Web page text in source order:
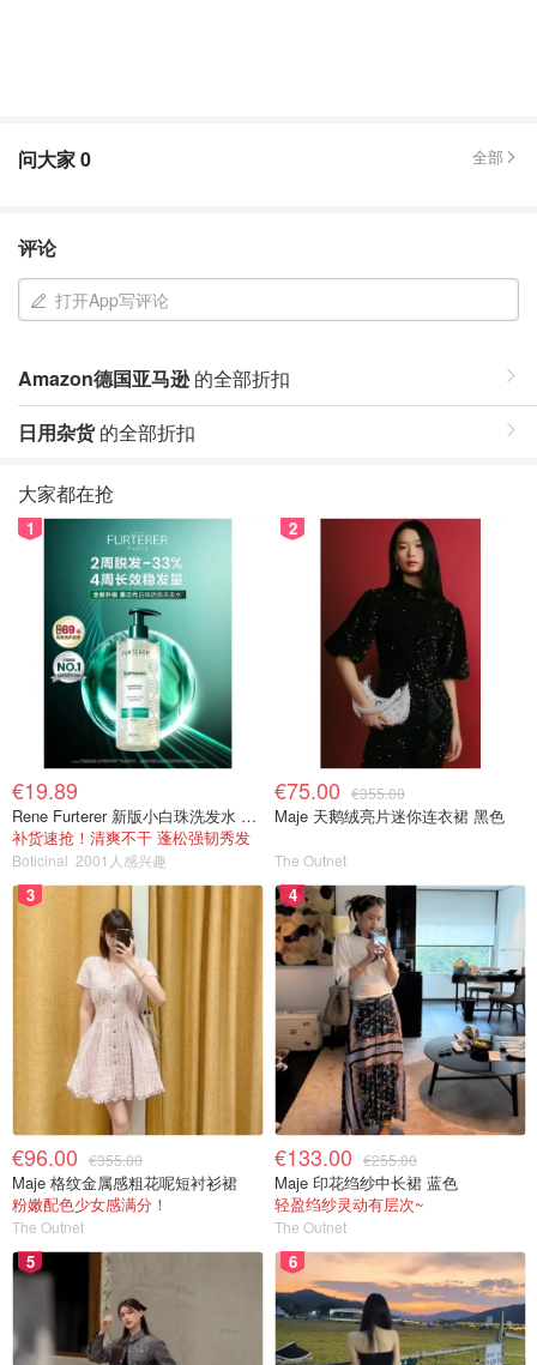
问大家0 全部
评论
打开App写评论
Amazon德国亚马逊的全部折扣
日用杂货的全部折扣
大家都在抢
1
€19.89
Rene Furterer 新版小白珠洗发水 500ml
补货速抢！清爽不干 蓬松强韧秀发
Boticinal 2001人感兴趣
2
€75.00 €355.00
Maje 天鹅绒亮片迷你连衣裙 黑色
The Outnet
3
€96.00 €355.00
Maje 格纹金属感粗花呢短衬衫裙
粉嫩配色少女感满分！
The Outnet
4
€133.00 €255.00
Maje 印花绉纱中长裙 蓝色
轻盈绉纱灵动有层次~
The Outnet
5 6